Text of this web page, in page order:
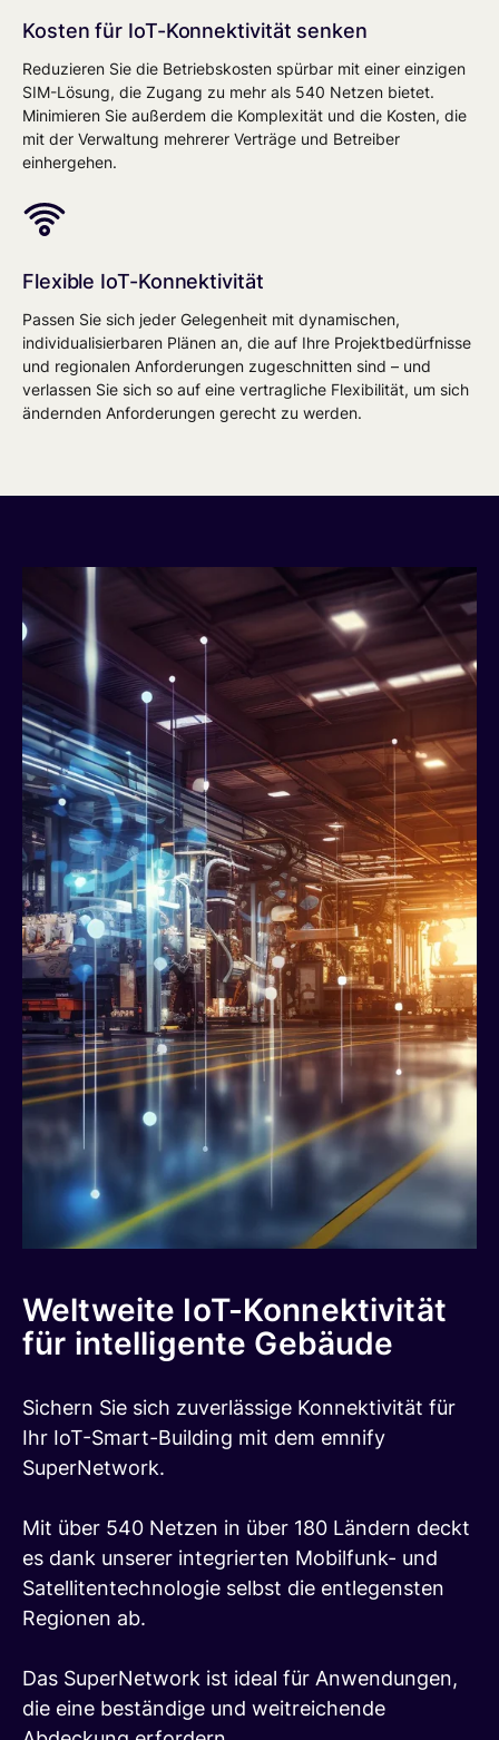
Kosten für IoT-Konnektivität senken
Reduzieren Sie die Betriebskosten spürbar mit einer einzigen
SIM-Lösung, die Zugang zu mehr als 540 Netzen bietet.
Minimieren Sie außerdem die Komplexität und die Kosten, die
mit der Verwaltung mehrerer Verträge und Betreiber
einhergehen.
Flexible IoT-Konnektivität
Passen Sie sich jeder Gelegenheit mit dynamischen,
individualisierbaren Plänen an, die auf Ihre Projektbedürfnisse
und regionalen Anforderungen zugeschnitten sind – und
verlassen Sie sich so auf eine vertragliche Flexibilität, um sich
ändernden Anforderungen gerecht zu werden.
Weltweite IoT-Konnektivität
für intelligente Gebäude
Sichern Sie sich zuverlässige Konnektivität für
Ihr IoT-Smart-Building mit dem emnify
SuperNetwork.
Mit über 540 Netzen in über 180 Ländern deckt
es dank unserer integrierten Mobilfunk- und
Satellitentechnologie selbst die entlegensten
Regionen ab.
Das SuperNetwork ist ideal für Anwendungen,
die eine beständige und weitreichende